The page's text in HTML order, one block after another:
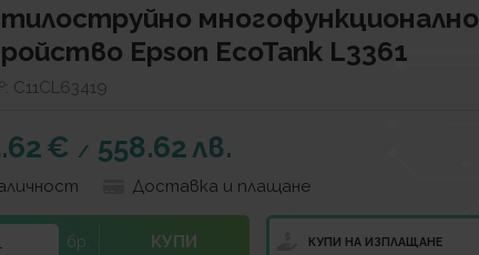
многофункционално
Epson EcoTank L3361
C11CL63419
€ / 558.62лв.
Доставка и плащане
бр. КУПИ КУПИ НА ИЗПЛАЩАНЕ